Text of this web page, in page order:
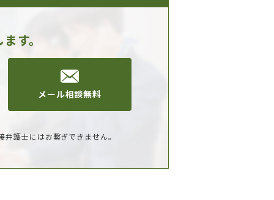
す。
メール相談無料
護士にはお繋ぎできません。